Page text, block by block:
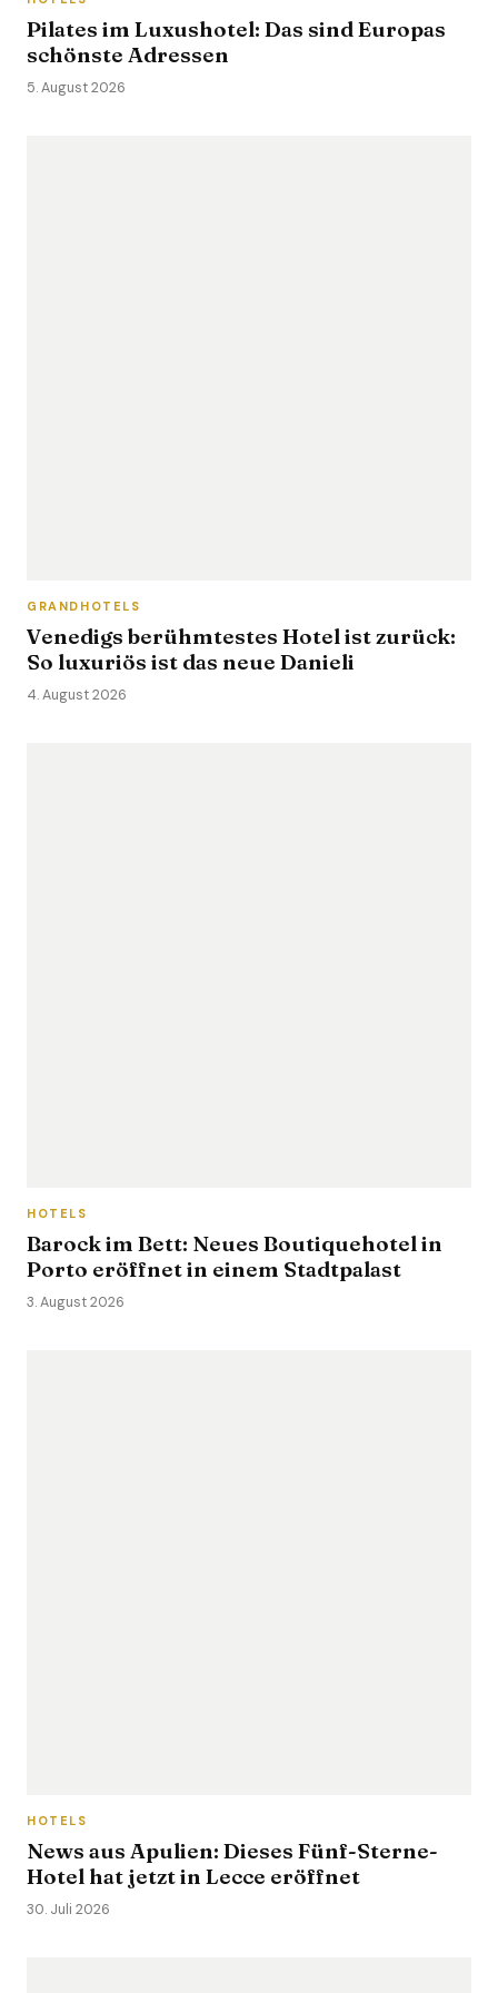
Pilates im Luxushotel: Das sind Europas
schönste Adressen
5. August 2026
GRANDHOTELS
Venedigs berühmtestes Hotel ist zurück:
So luxuriös ist das neue Danieli
4. August 2026
HOTELS
Barock im Bett: Neues Boutiquehotel in
Porto eröffnet in einem Stadtpalast
3. August 2026
HOTELS
News aus Apulien: Dieses Fünf-Sterne-
Hotel hat jetzt in Lecce eröffnet
30. Juli 2026